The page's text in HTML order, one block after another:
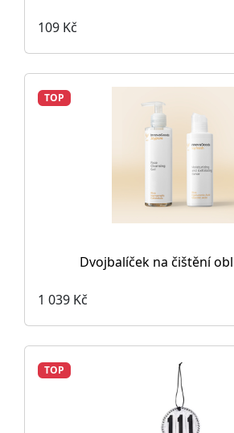
109 Kč
TOP
Dvojbalíček na čištění
1 039 Kč
TOP